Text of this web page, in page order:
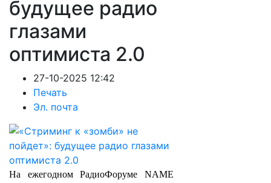
будущее радио
глазами
оптимиста 2.0
27-10-2025 12:42
Печать
Эл. почта
На ежегодном РадиоФоруме NAME